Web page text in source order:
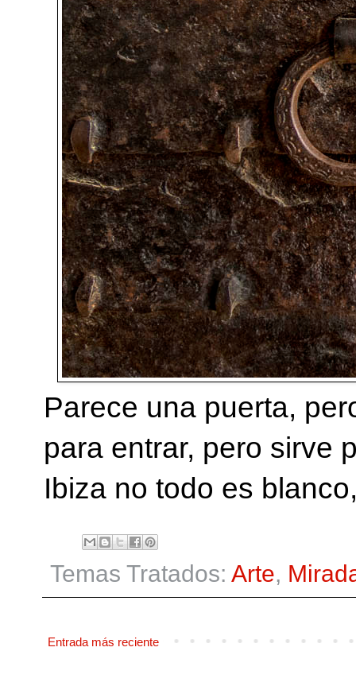
Parece una puerta,
para entrar, pero sirve
Ibiza no todo es
Temas Tratados: Arte,
Entrada más reciente